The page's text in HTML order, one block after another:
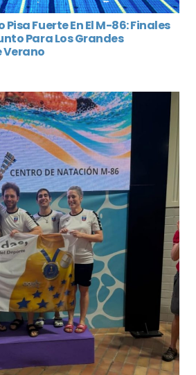
Pisa Fuerte En El M-86: Finales
Para Los Grandes
Verano